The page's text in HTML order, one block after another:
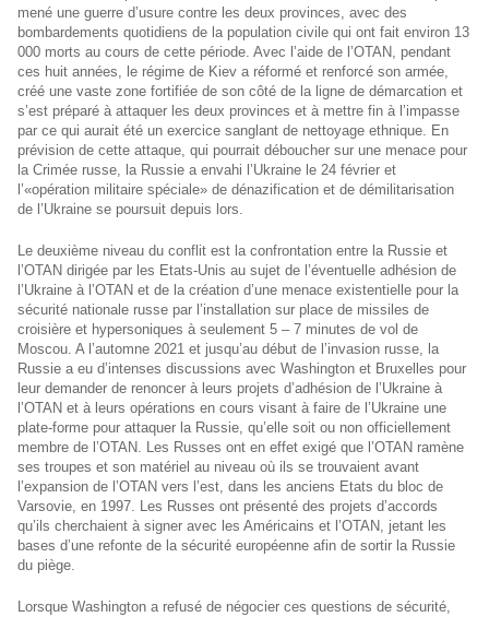
mené une guerre d’usure contre les deux provinces, avec des
bombardements quotidiens de la population civile qui ont fait environ 13
000 morts au cours de cette période. Avec l’aide de l’OTAN, pendant
ces huit années, le régime de Kiev a réformé et renforcé son armée,
créé une vaste zone fortifiée de son côté de la ligne de démarcation et
s’est préparé à attaquer les deux provinces et à mettre fin à l’impasse
par ce qui aurait été un exercice sanglant de nettoyage ethnique. En
prévision de cette attaque, qui pourrait déboucher sur une menace pour
la Crimée russe, la Russie a envahi l’Ukraine le 24 février et
l’«opération militaire spéciale» de dénazification et de démilitarisation
de l’Ukraine se poursuit depuis lors.
Le deuxième niveau du conflit est la confrontation entre la Russie et
l’OTAN dirigée par les Etats-Unis au sujet de l’éventuelle adhésion de
l’Ukraine à l’OTAN et de la création d’une menace existentielle pour la
sécurité nationale russe par l’installation sur place de missiles de
croisière et hypersoniques à seulement 5 – 7 minutes de vol de
Moscou. A l’automne 2021 et jusqu’au début de l’invasion russe, la
Russie a eu d’intenses discussions avec Washington et Bruxelles pour
leur demander de renoncer à leurs projets d’adhésion de l’Ukraine à
l’OTAN et à leurs opérations en cours visant à faire de l’Ukraine une
plate-forme pour attaquer la Russie, qu’elle soit ou non officiellement
membre de l’OTAN. Les Russes ont en effet exigé que l’OTAN ramène
ses troupes et son matériel au niveau où ils se trouvaient avant
l’expansion de l’OTAN vers l’est, dans les anciens Etats du bloc de
Varsovie, en 1997. Les Russes ont présenté des projets d’accords
qu’ils cherchaient à signer avec les Américains et l’OTAN, jetant les
bases d’une refonte de la sécurité européenne afin de sortir la Russie
du piège.
Lorsque Washington a refusé de négocier ces questions de sécurité,